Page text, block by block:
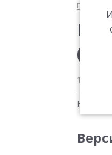
Главная